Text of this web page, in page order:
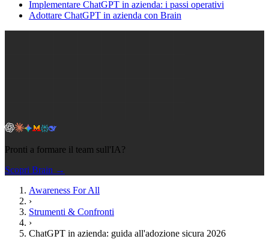
Implementare ChatGPT in azienda: i passi operativi
Adottare ChatGPT in azienda con Brain
Pronti a formare il team sull'IA?
Scopri Brain →
Awareness For All
›
Strumenti & Confronti
›
ChatGPT in azienda: guida all'adozione sicura 2026